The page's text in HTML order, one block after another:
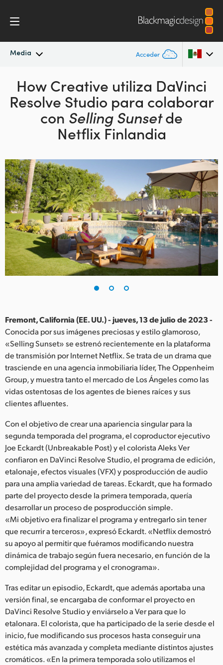
Media Acceder
Novedades
Archivo
Argentina
Australia
Austria
Canada
China
Denmark
Finland
France
Germany
India
Italy
Japan
Korea
Mexico
Malaysia
Netherlands
New Zealand
Norway
Poland
Portugal
Singapore
España
Sweden
Chinese Taipei
Turkey
How Creative utiliza DaVinci
Resolve Studio para colaborar
con Selling Sunsetde
Netflix Finlandia
Fremont, California (EE. UU.) - jueves, 13 de julio de 2023 -
Conocida por sus imágenes preciosas y estilo glamoroso,
«Selling Sunset» se estrenó recientemente en la plataforma
de transmisión por Internet Netflix. Se trata de un drama que
trasciende en una agencia inmobiliaria líder, The Oppenheim
Group, y muestra tanto el mercado de Los Ángeles como las
vidas ostentosas de los agentes de bienes raíces y sus
clientes afluentes.
Con el objetivo de crear una apariencia singular para la
segunda temporada del programa, el coproductor ejecutivo
Joe Eckardt (Unbreakable Post) y el colorista Aleks Ver
confiaron en DaVinci Resolve Studio, el programa de edición,
etalonaje, efectos visuales (VFX) y posproducción de audio
para una amplia variedad de tareas. Eckardt, que ha formado
parte del proyecto desde la primera temporada, quería
desarrollar un proceso de posproducción simple.
«Mi objetivo era finalizar el programa y entregarlo sin tener
que recurrir a terceros», expresó Eckardt. «Netflix demostró
su apoyo al permitir que fuéramos modificando nuestra
dinámica de trabajo según fuera necesario, en función de la
complejidad del programa y el cronograma».
Tras editar un episodio, Eckardt, que además aportaba una
versión final, se encargaba de conformar el proyecto en
DaVinci Resolve Studio y enviárselo a Ver para que lo
etalonara. El colorista, que ha participado de la serie desde el
inicio, fue modificando sus procesos hasta conseguir una
estética más avanzada y completa mediante distintos ajustes
cromáticos. «En la primera temporada solo utilizamos el